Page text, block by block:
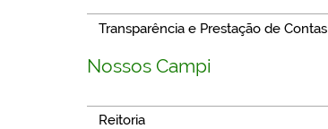
Transparência e Prestação de Contas
Nossos Campi
Reitoria